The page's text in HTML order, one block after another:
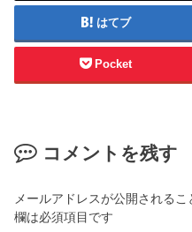
はてブ
Pocket
コメントを残す
メールアドレスが公開されるこ
欄は必須項目です